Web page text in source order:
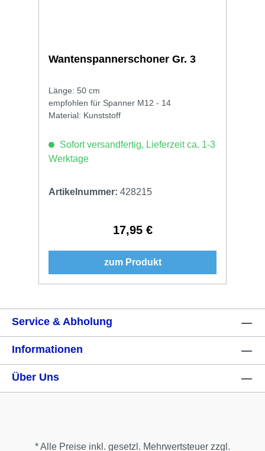
Wantenspannerschoner Gr. 3
Länge: 50 cm
empfohlen für Spanner M12 - 14
Material: Kunststoff
Sofort versandfertig, Lieferzeit ca. 1-3
Werktage
Artikelnummer: 428215
Regulärer Preis:
17,95 €
zum Produkt
Service & Abholung
Informationen
Über Uns
* Alle Preise inkl. gesetzl. Mehrwertsteuer zzgl.